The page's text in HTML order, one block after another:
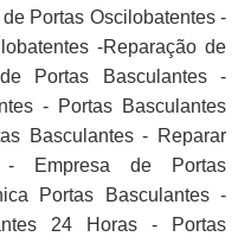
Portas Oscilobatentes -
-Reparação de
Portas Basculantes -
- Portas Basculantes
Basculantes - Reparar
- Empresa de Portas
Portas Basculantes -
24 Horas - Portas